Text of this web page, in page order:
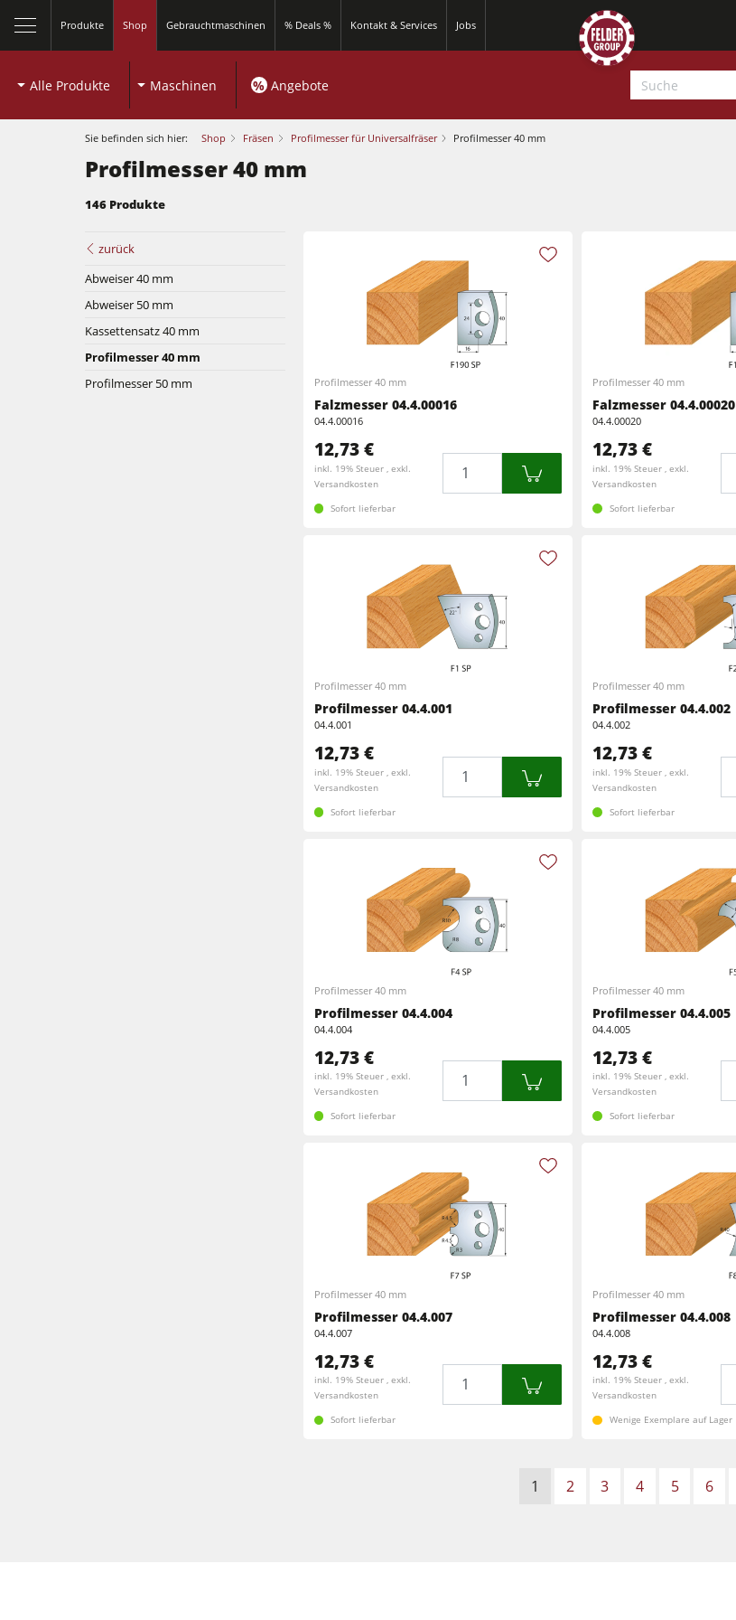
Produkte Shop Gebrauchtmaschinen % Deals % Kontakt & Services Jobs
Kreissägen und Formatkreissägen Hobelmaschinen
Fräsmaschinen Kreissäge-Fräsmaschinen
CNC-Bearbeitungszentren
Kantenanleimmaschinen CNC Fenster- und Türenbearbeitung
Langband- & Kantenschleifmaschinen
Druckbalkensägen & Plattenaufteilsägen
Heizplattenpressen & Vakuumpressen
Reinluftabsauggeräte & Entstauber
Automatisierung & Materialhandling
Kreissägen und Formatkreissägen Hobelmaschinen
Kreissäge-Fräsmaschinen
CNC Bearbeitungszentren
Druckbalkensägen & Plattenaufteilsägen
Absauggeräte & Entstauber
Alle Produkte Maschinen % Angebote
Sie befinden sich hier: Shop Fräsen Profilmesser für Universalfräser Profilmesser 40 mm
Profilmesser 40 mm
146 Produkte
zurück
Abweiser 40 mm
Abweiser 50 mm
Kassettensatz 40 mm
Profilmesser 40 mm
Profilmesser 50 mm
Profilmesser 40 mm
Falzmesser 04.4.00016
04.4.00016
12,73 €
inkl. 19% Steuer , exkl.
Versandkosten
Sofort lieferbar
Profilmesser 40 mm
Falzmesser 04.4.00020
04.4.00020
12,73 €
inkl. 19% Steuer , exkl.
Versandkosten
Sofort lieferbar
Profilmesser 40 mm
Profilmesser 04.4.001
04.4.001
12,73 €
inkl. 19% Steuer , exkl.
Versandkosten
Sofort lieferbar
Profilmesser 40 mm
Profilmesser 04.4.002
04.4.002
12,73 €
inkl. 19% Steuer , exkl.
Versandkosten
Sofort lieferbar
Profilmesser 40 mm
Profilmesser 04.4.004
04.4.004
12,73 €
inkl. 19% Steuer , exkl.
Versandkosten
Sofort lieferbar
Profilmesser 40 mm
Profilmesser 04.4.005
04.4.005
12,73 €
inkl. 19% Steuer , exkl.
Versandkosten
Sofort lieferbar
Profilmesser 40 mm
Profilmesser 04.4.007
04.4.007
12,73 €
inkl. 19% Steuer , exkl.
Versandkosten
Sofort lieferbar
Profilmesser 40 mm
Profilmesser 04.4.008
04.4.008
12,73 €
inkl. 19% Steuer , exkl.
Versandkosten
Wenige Exemplare auf Lager
1 2 3 4 5 6